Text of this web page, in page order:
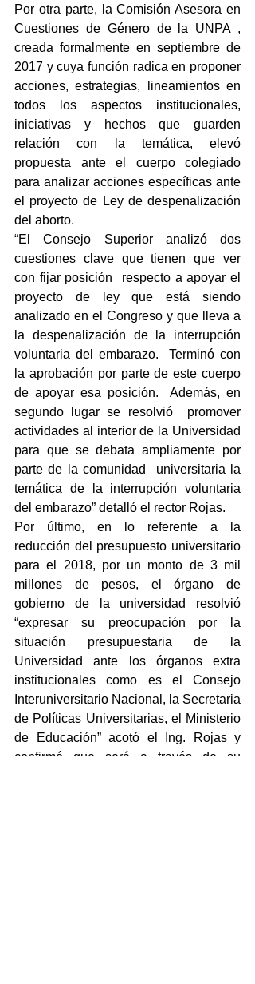
Por otra parte, la Comisión Asesora en
Cuestiones de Género de la UNPA ,
creada formalmente en septiembre de
2017 y cuya función radica en proponer
acciones, estrategias, lineamientos en
todos los aspectos institucionales,
iniciativas y hechos que guarden
relación con la temática, elevó
propuesta ante el cuerpo colegiado
para analizar acciones específicas ante
el proyecto de Ley de despenalización
del aborto.
“El Consejo Superior analizó dos
cuestiones clave que tienen que ver
con fijar posición  respecto a apoyar el
proyecto de ley que está siendo
analizado en el Congreso y que lleva a
la despenalización de la interrupción
voluntaria del embarazo.  Terminó con
la aprobación por parte de este cuerpo
de apoyar esa posición.  Además, en
segundo lugar se resolvió  promover
actividades al interior de la Universidad
para que se debata ampliamente por
parte de la comunidad  universitaria la
temática de la interrupción voluntaria
del embarazo” detalló el rector Rojas.
Por último, en lo referente a la
reducción del presupuesto universitario
para el 2018, por un monto de 3 mil
millones de pesos, el órgano de
gobierno de la universidad resolvió
“expresar su preocupación por la
situación presupuestaria de la
Universidad ante los órganos extra
institucionales como es el Consejo
Interuniversitario Nacional, la Secretaria
de Políticas Universitarias, el Ministerio
de Educación” acotó el Ing. Rojas y
confirmó que será a través de su